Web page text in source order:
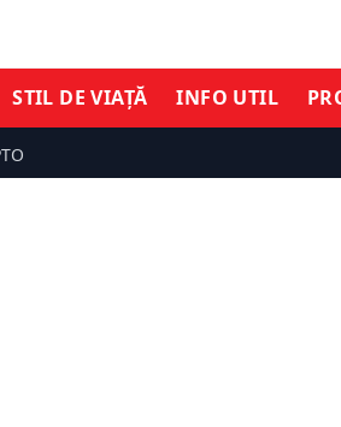
STIL DE VIAȚĂ INFO UTIL